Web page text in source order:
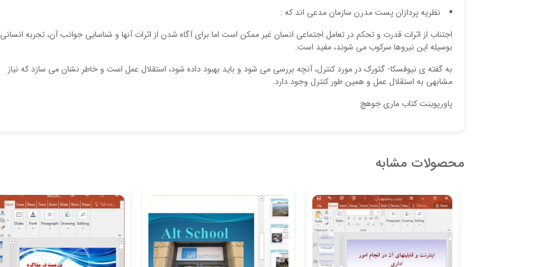
نظریه پردازان پست مدرن سازمان مدعی اند که :
اجتناب از اثرات قدرت و تحکم در تعامل اجتماعی انسان غیر ممکن است اما برای آگاه شدن از اثرات آنها و شناسایی جوانب آن، تجربه
بوسیله این نیروها سرکوب می شوند، مفید است.
به گفته ی نیوفسکا- گئورک در مورد کنترل، آنچه بررسی می شود و باید بهبود داده شود، استقلال عمل است و خاطر نشان می سازد که نیاز
مشابهی به استقلال عمل و همین طور کنترل وجود دارد.
پاورپوینت کتاب ماری جوهچ
محصولات مشابه